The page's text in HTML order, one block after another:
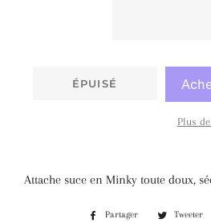
ÉPUISÉ
Plus
Attache suce en Minky toute doux,
Partager
PartagerTweeter